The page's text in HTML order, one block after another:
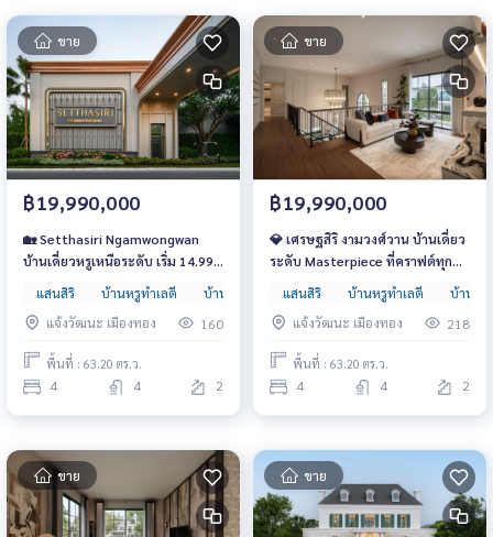
ขาย
฿19,990,000
🏡 Setthasiri Ngamwongwan
บ้านเดี่ยวหรูเหนือระดับ เริ่ม 14.99–
40 ล้านบาท ออกแบบด้วยแรง
บันดาลใจจาก Georgian Design ที่
งดงามเหนือกาลเวลา
แสนสิริ บ้านหรูทำเลดี บ้านหรูหลังใหญ่
บ้านเดี่ยว
แจ้งวัฒนะ เมืองทอง
160
พื้นที่ : 63.20 ตร.ว.
4 4 2
ขาย
฿19,990,000
💎 เศรษฐสิริ งามวงศ์วาน บ้านเดี่ยว
ระดับ Masterpiece ที่คราฟต์ทุก
ดีเทล เพื่อชีวิตสมบูรณ์แบบ เริ่ม
14.99 ล้านบาท* 📞 061-6161426
แสนสิริ บ้านหรูทำเลดี
บ้านห
แจ้งวัฒนะ เมืองทอง
218
พื้นที่ : 63.20 ตร.ว.
4 4 2
ขาย ขาย